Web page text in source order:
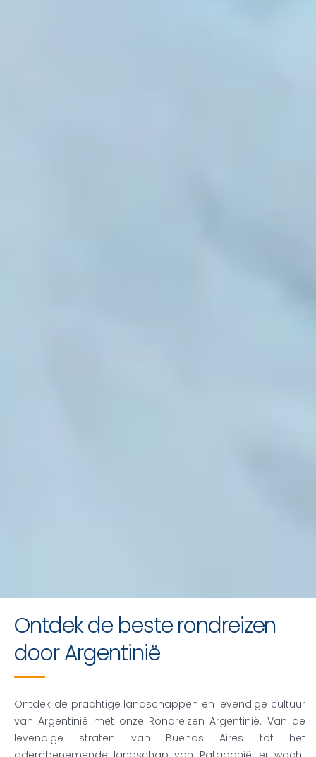
Gedenkwaardige
Argentinië-reizen
Ontdek de beste rondreizen
door Argentinië
Ontdek de prachtige landschappen en levendige cultuur
van Argentinië met onze Rondreizen Argentinië. Van de
levendige straten van Buenos Aires tot het